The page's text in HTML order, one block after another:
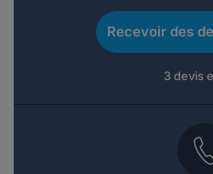
Recevoir des
3 devis